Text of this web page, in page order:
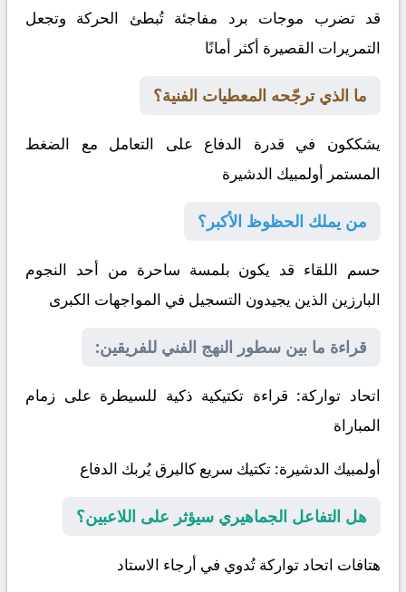
قد تضرب موجات برد مفاجئة تُبطئ الحركة وتجعل
التمريرات القصيرة أكثر أمانًا
ما الذي ترجّحه المعطيات الفنية؟
يشككون في قدرة الدفاع على التعامل مع الضغط
المستمر أولمبيك الدشيرة
من يملك الحظوظ الأكبر؟
حسم اللقاء قد يكون بلمسة ساحرة من أحد النجوم
البارزين الذين يجيدون التسجيل في المواجهات الكبرى
قراءة ما بين سطور النهج الفني للفريقين:
اتحاد تواركة: قراءة تكتيكية ذكية للسيطرة على زمام
المباراة
أولمبيك الدشيرة: تكتيك سريع كالبرق يُربك الدفاع
هل التفاعل الجماهيري سيؤثر على اللاعبين؟
هتافات اتحاد تواركة تُدوي في أرجاء الاستاد